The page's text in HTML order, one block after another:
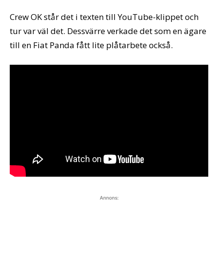
Crew OK står det i texten till YouTube-klippet och
tur var väl det. Dessvärre verkade det som en ägare
till en Fiat Panda fått lite plåtarbete också.
Annons: